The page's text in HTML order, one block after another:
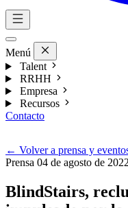
Menú
Talent
RRHH
Empresa
Recursos
Contacto
← Volver a prensa y
Prensa 04 de agosto de 2022
BlindStairs,